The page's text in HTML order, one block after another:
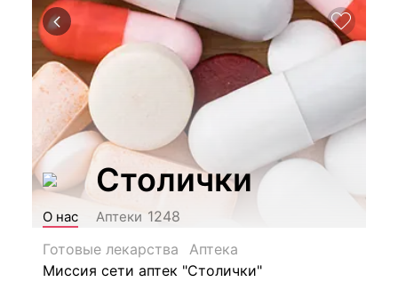
Столички
О нас Аптеки 1248
Готовые лекарства
Аптека
Миссия сети аптек "Столички"